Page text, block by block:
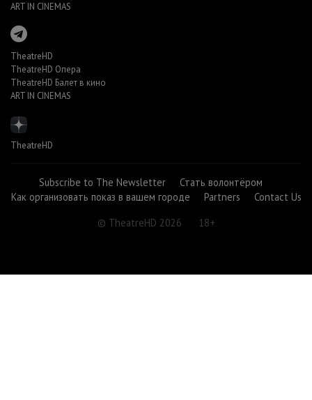
ART IN CINEMAS
TheatreHD
TheatreHD Опера
TheatreHD Балет в кино
ART IN CINEMAS
TheatreHD
Subscribe to The Newsletter
Стать волонтёром
Как организовать показ в вашем городе
Partners
Contact Us
© TheatreHD 2026
18+